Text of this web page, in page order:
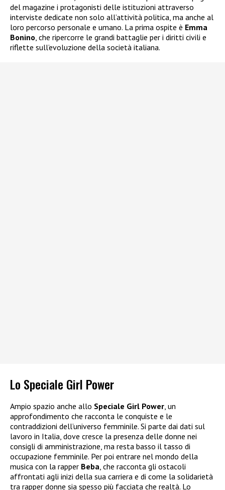
del magazine i protagonisti delle istituzioni attraverso
interviste dedicate non solo all’attività politica, ma anche al
loro percorso personale e umano. La prima ospite è Emma
Bonino , che ripercorre le grandi battaglie per i diritti civili e
riflette sull’evoluzione della società italiana.
Lo Speciale Girl Power
Ampio spazio anche allo Speciale Girl Power, un
approfondimento che racconta le conquiste e le
contraddizioni dell’universo femminile. Si parte dai dati sul
lavoro in Italia, dove cresce la presenza delle donne nei
consigli di amministrazione, ma resta basso il tasso di
occupazione femminile. Per poi entrare nel mondo della
musica con la rapper Beba, che racconta gli ostacoli
affrontati agli inizi della sua carriera e di come la solidarietà
tra rapper donne sia spesso più facciata che realtà. Lo